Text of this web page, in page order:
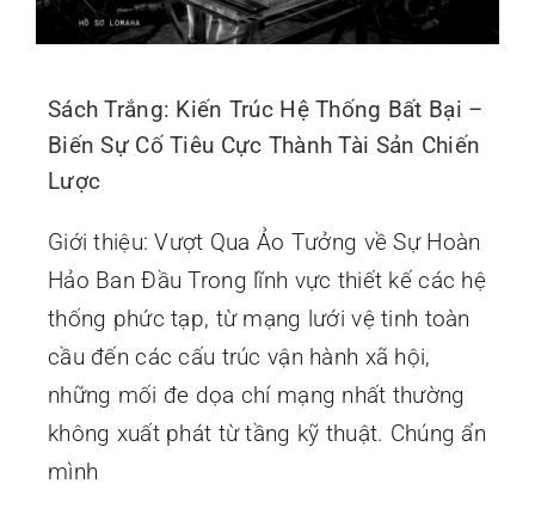
Sách Trắng: Kiến Trúc Hệ Thống Bất Bại –
Biến Sự Cố Tiêu Cực Thành Tài Sản Chiến
Lược
Giới thiệu: Vượt Qua Ảo Tưởng về Sự Hoàn
Hảo Ban Đầu Trong lĩnh vực thiết kế các hệ
thống phức tạp, từ mạng lưới vệ tinh toàn
cầu đến các cấu trúc vận hành xã hội,
những mối đe dọa chí mạng nhất thường
không xuất phát từ tầng kỹ thuật. Chúng ẩn
mình